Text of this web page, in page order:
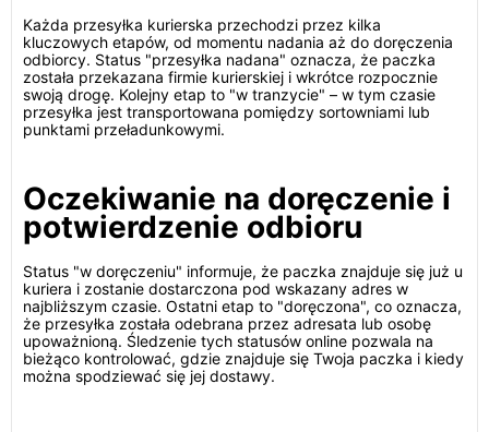
Każda przesyłka kurierska przechodzi przez kilka
kluczowych etapów, od momentu nadania aż do doręczenia
odbiorcy. Status "przesyłka nadana" oznacza, że paczka
została przekazana firmie kurierskiej i wkrótce rozpocznie
swoją drogę. Kolejny etap to "w tranzycie" – w tym czasie
przesyłka jest transportowana pomiędzy sortowniami lub
punktami przeładunkowymi.
Oczekiwanie na doręczenie i
potwierdzenie odbioru
Status "w doręczeniu" informuje, że paczka znajduje się już u
kuriera i zostanie dostarczona pod wskazany adres w
najbliższym czasie. Ostatni etap to "doręczona", co oznacza,
że przesyłka została odebrana przez adresata lub osobę
upoważnioną. Śledzenie tych statusów online pozwala na
bieżąco kontrolować, gdzie znajduje się Twoja paczka i kiedy
można spodziewać się jej dostawy.